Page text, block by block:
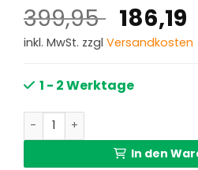
399,95
Preis
399,95
186,19
inkl. MwSt. zzgl Versandkosten
1 - 2 Werktage
Rechteckige Design-
In den